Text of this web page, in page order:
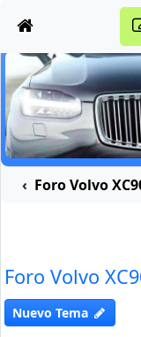
Foro Volvo
Foro Volvo
Nuevo Tema